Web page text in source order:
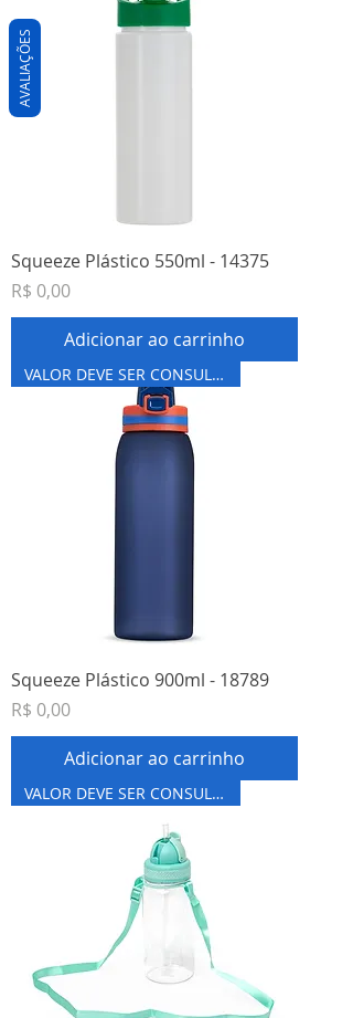
Squeeze Plástico 550ml - 14375
Preço
R$ 0,00
Adicionar ao carrinho
VALOR DEVE SER CONSULTADO
Squeeze Plástico 900ml - 18789
Preço
R$ 0,00
Adicionar ao carrinho
VALOR DEVE SER CONSULTADO
AVALIAÇÕES